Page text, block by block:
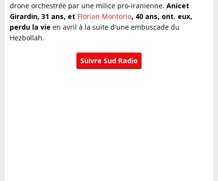
drone orchestrée par une milice pro-iranienne. Anicet
Girardin, 31 ans, et Florian Montorio, 40 ans, ont, eux,
perdu la vie en avril à la suite d'une embuscade du
Hezbollah.
Suivre Sud Radio